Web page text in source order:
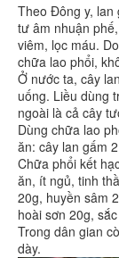
Theo Đông y, lan
tư âm nhuận
viêm, lọc máu.
chữa lao phổi,
Ở nước ta, cây
uống. Liều dùng
ngoài là cả cây
Dùng chữa lao
ăn: cây lan gấm
Chữa phổi kết
ăn, ít ngủ, tinh
20g, huyền sâm
hoài sơn 20g,
Trong dân gian
dày.